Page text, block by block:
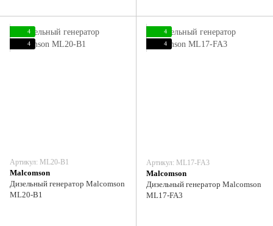
4
4
Артикул: ML20-B1
Malcomson
Дизельный генератор Malcomson
ML20-B1
4
4
Артикул: ML17-FA3
Malcomson
Дизельный генератор Malcomson
ML17-FA3